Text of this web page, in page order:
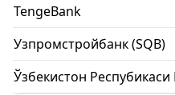
TengeBank
Узпромстройбанк (SQB)
Ўзбекистон